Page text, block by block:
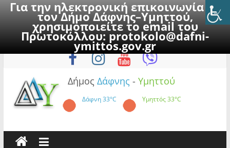
Για την ηλεκτρονική επικοινωνία με
τον Δήμο Δάφνης–Υμηττού,
χρησιμοποιείτε το email του
Πρωτοκόλλου:protokolo@dafni-
ymittos.gov.gr
to
Κυριακή, 9 Αυγούστου 2026
Δήμος Δάφνης - Υμηττού
Δάφνη33°C Υμηττός33°C